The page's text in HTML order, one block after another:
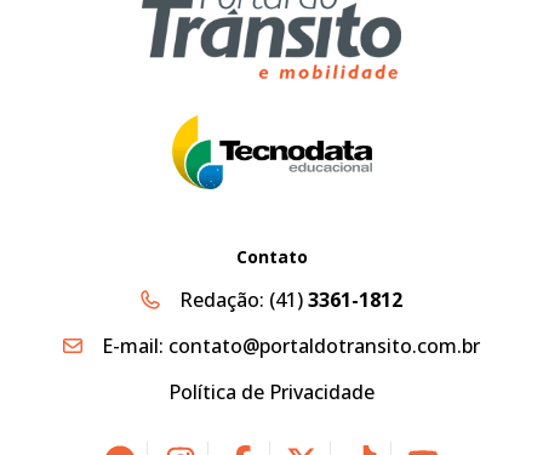
Contato
Redação: (41)3361-1812
E-mail: contato@portaldotransito.com.br
Política de Privacidade